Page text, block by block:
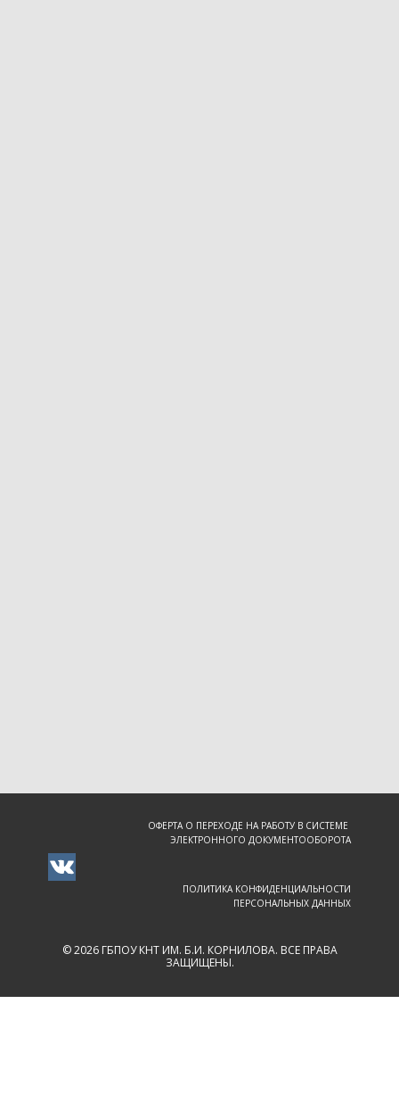
ОФЕРТА О ПЕРЕХОДЕ НА РАБОТУ В СИСТЕМЕ
ЭЛЕКТРОННОГО ДОКУМЕНТООБОРОТА
ПОЛИТИКА КОНФИДЕНЦИАЛЬНОСТИ
ПЕРСОНАЛЬНЫХ ДАННЫХ
© 2026 ГБПОУ КНТ ИМ. Б.И. КОРНИЛОВА. ВСЕ ПРАВА
ЗАЩИЩЕНЫ.